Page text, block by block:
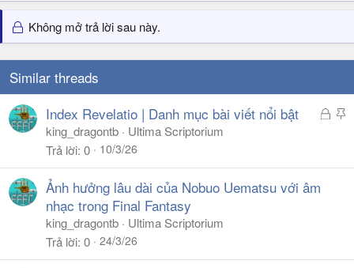
Không mở trả lời sau này.
Similar threads
Đ
h
S
c
Index Revelatio | Danh mục bài viết nổi bật
king_dragontb
Ultima Scriptorium
Trả lời 0 10/3/26
Ảnh hưởng lâu dài của Nobuo Uematsu với âm
nhạc trong Final Fantasy
king_dragontb
Ultima Scriptorium
Trả lời 0 24/3/26